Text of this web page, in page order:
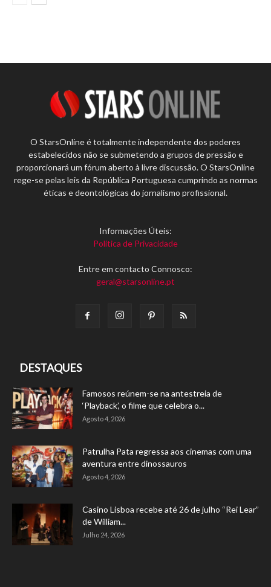
O StarsOnline é totalmente independente dos poderes
estabelecidos não se submetendo a grupos de pressão e
proporcionará um fórum aberto à livre discussão. O StarsOnline
rege-se pelas leis da República Portuguesa cumprindo as normas
éticas e deontológicas do jornalismo profissional.
Informações Úteis:
Política de Privacidade
Entre em contacto Connosco:
geral@starsonline.pt
DESTAQUES
Famosos reúnem-se na antestreia de
‘Playback’, o filme que celebra o...
Agosto 4, 2026
Patrulha Pata regressa aos cinemas com uma
aventura entre dinossauros
Agosto 4, 2026
Casino Lisboa recebe até 26 de julho “Rei Lear”
de William...
Julho 24, 2026